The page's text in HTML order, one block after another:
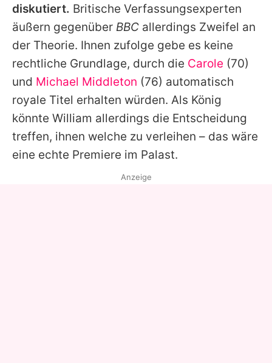
Nutzungsbedingungen
Utiq verwalten
diskutiert. Britische Verfassungsexperten
äußern gegenüber BBC allerdings Zweifel an
der Theorie. Ihnen zufolge gebe es keine
rechtliche Grundlage, durch die Carole (70)
und Michael Middleton (76) automatisch
royale Titel erhalten würden. Als König
könnte William allerdings die Entscheidung
treffen, ihnen welche zu verleihen – das wäre
eine echte Premiere im Palast.
Anzeige